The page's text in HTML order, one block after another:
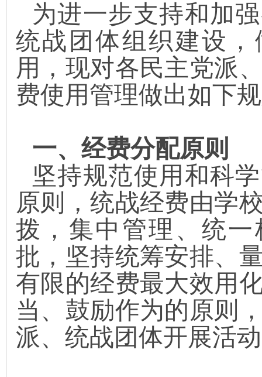
为进一步支持和加强
统战团体组织建设，
用，现对各民主党派
费使用管理做出如下
一、经费分配原则
坚持规范使用和科
原则，统战经费由学
拨，集中管理、统
批，坚持统筹安排、
有限的经费最大效用
当、鼓励作为的原则
派、统战团体开展活